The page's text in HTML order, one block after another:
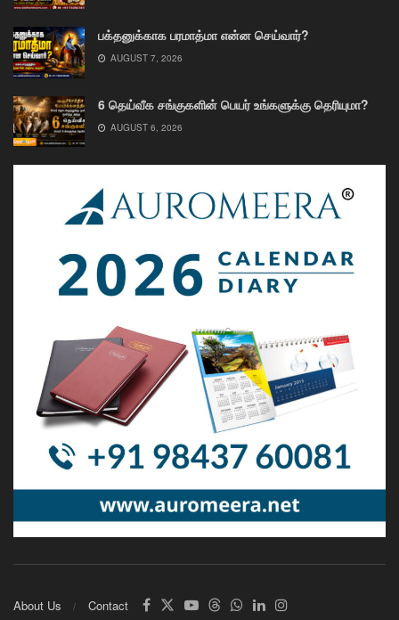
பக்தனுக்காக பரமாத்மா என்ன செய்வார்?
AUGUST 7, 2026
6 தெய்வீக சங்குகளின் பெயர் உங்களுக்கு தெரியுமா?
AUGUST 6, 2026
About Us Contact